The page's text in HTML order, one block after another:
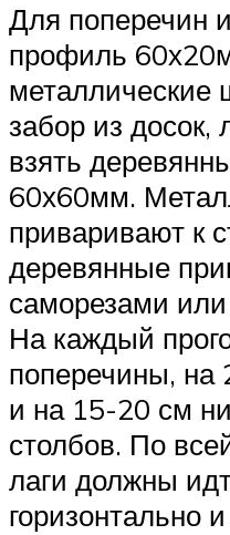
Для поперечин
профиль
металлические
забор из досок,
взять
60х60мм.
приваривают к
деревянные
саморезами
На каждый
поперечины, на
и на 15-20 см
столбов. По
лаги должны
горизонтально